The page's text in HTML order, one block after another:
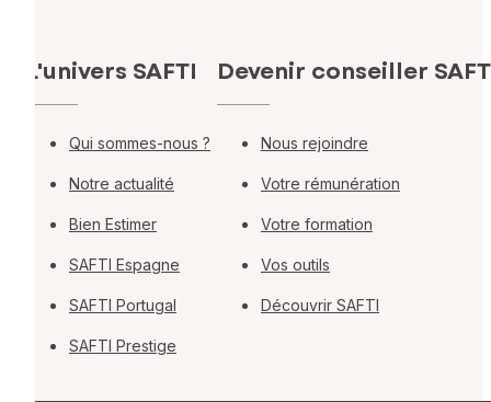
L'univers SAFTI
Qui sommes-nous ?
Notre actualité
Bien Estimer
SAFTI Espagne
SAFTI Portugal
SAFTI Prestige
Devenir conseiller
Nous rejoindre
Votre rémunération
Votre formation
Vos outils
Découvrir SAFTI